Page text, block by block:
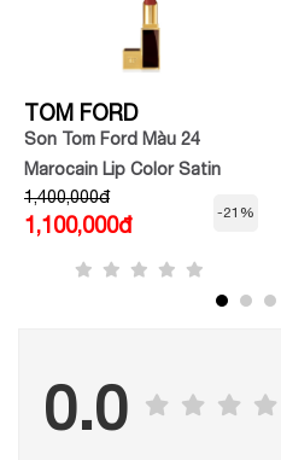
TOM FORD
Son Tom Ford Màu 24
Marocain Lip Color Satin
Matte
1,400,000đ
1,100,000đ
-21%
0.0